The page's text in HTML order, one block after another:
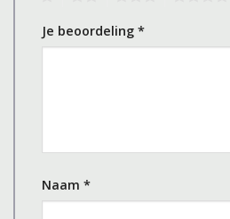
Je beoordeling *
Naam *